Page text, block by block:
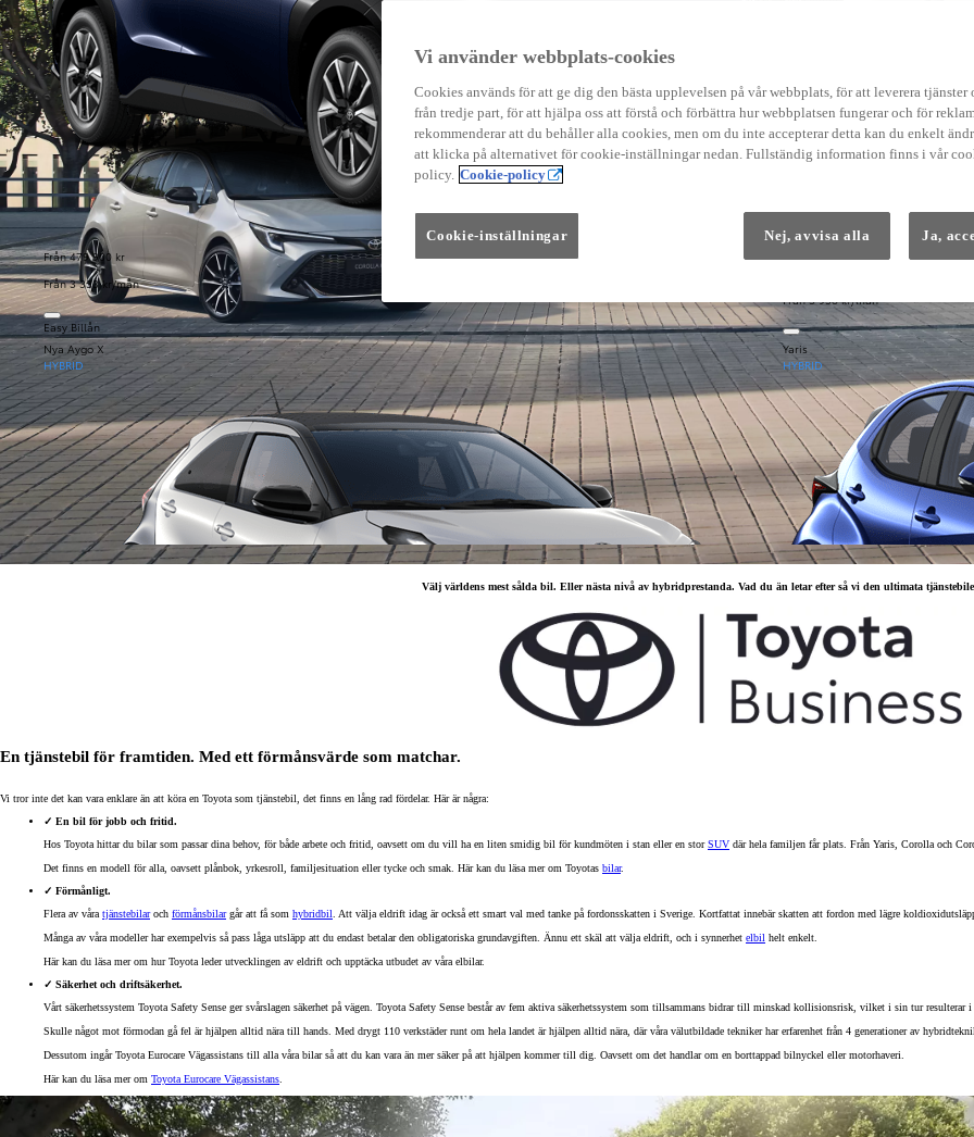
Från 479 900 kr
Från 3 333 kr/mån
Easy Billån
Från 3 958 kr/mån
Nya Aygo X
HYBRID
Från 238 900 kr
Från 2 349 kr/mån
Easy Billån
Yaris
HYBRID
GR Yaris
Välj världens mest sålda bil. Eller nästa nivå av hybridprestanda. Vad du än letar efter så vi den ultimata
En tjänstebil för framtiden. Med ett förmånsvärde som matchar.
Vi tror inte det kan vara enklare än att köra en Toyota som tjänstebil, det finns en lång rad fördelar. Här är några:
✓ En bil för jobb och fritid.
Hos Toyota hittar du bilar som passar dina behov, för både arbete och fritid, oavsett om du vill ha en liten smidig bil för kundmöten i stan eller en storSUV där hela familjen får plats. Från Yaris, Corolla och
Det finns en modell för alla, oavsett plånbok, yrkesroll, familjesituation eller tycke och smak. Här kan du läsa mer om Toyotas bilar.
✓ Förmånligt.
Flera av våra tjänstebilaroch förmånsbilargår att få som hybridbil . Att välja eldrift idag är också ett smart val med tanke på fordonsskatten i Sverige. Kortfattat innebär skatten att fordon med lägre
Många av våra modeller har exempelvis så pass låga utsläpp att du endast betalar den obligatoriska grundavgiften. Ännu ett skäl att välja eldrift, och i synnerhet elbil helt enkelt.
Här kan du läsa mer om hur Toyota leder utvecklingen av eldrift och upptäcka utbudet av våra elbilar.
✓ Säkerhet och driftsäkerhet.
Vårt säkerhetssystem Toyota Safety Sense ger svårslagen säkerhet på vägen. Toyota Safety Sense består av fem aktiva säkerhetssystem som tillsammans bidrar till minskad kollisionsrisk, vilket i sin tur resulterar i
Skulle något mot förmodan gå fel är hjälpen alltid nära till hands. Med drygt 110 verkstäder runt om hela landet är hjälpen alltid nära, där våra välutbildade tekniker har erfarenhet från 4 generationer av
Dessutom ingår Toyota Eurocare Vägassistans till alla våra bilar så att du kan vara än mer säker på att hjälpen kommer till dig. Oavsett om det handlar om en borttappad bilnyckel eller motorhaveri.
Här kan du läsa mer om Toyota Eurocare Vägassistans
Vi använder webbplats-cookies
Cookies används för att ge dig den bästa upplevelsen på vår webbplats, för att leverera tjänster
från tredje part, för att hjälpa oss att förstå och förbättra hur webbplatsen fungerar och för
rekommenderar att du behåller alla cookies, men om du inte accepterar detta kan du enkelt
att klicka på alternativet för cookie-inställningar nedan. Fullständig information finns i vår
policy. Cookie-policy
Cookie-inställningar Nej, avvisa alla Ja,